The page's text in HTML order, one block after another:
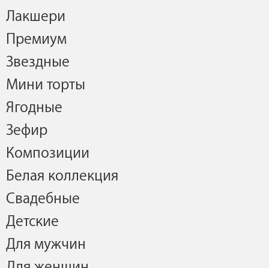
Лакшери
Премиум
Звездные
Мини торты
Ягодные
Зефир
Композиции
Белая коллекция
Свадебные
Детские
Для мужчин